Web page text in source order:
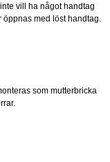
vill ha något handtag
med löst handtag.
som mutterbricka